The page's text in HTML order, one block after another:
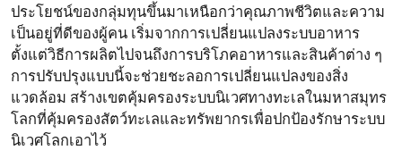
ประโยชน์ของกลุ่มทุนขึ้นมาเหนือกว่าคุณภาพชีวิตและความ
เป็นอยู่ที่ดีของผู้คน เริ่มจากการเปลี่ยนแปลงระบบอาหาร
ตั้งแต่วิธีการผลิตไปจนถึงการบริโภคอาหารและสินค้าต่าง ๆ
การปรับปรุงแบบนี้จะช่วยชะลอการเปลี่ยนแปลงของสิ่ง
แวดล้อม สร้างเขตคุ้มครองระบบนิเวศทางทะเลในมหาสมุทร
โลกที่คุ้มครองสัตว์ทะเลและทรัพยากรเพื่อปกป้องรักษาระบบ
นิเวศโลกเอาไว้